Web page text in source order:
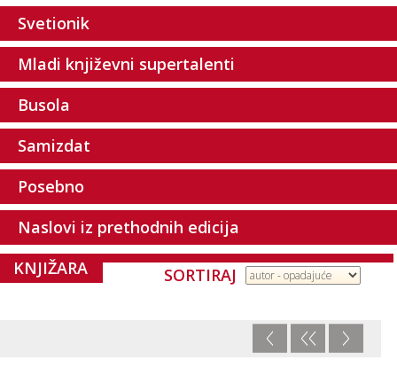
Svetionik
Mladi književni supertalenti
Busola
Samizdat
Posebno
Naslovi iz prethodnih edicija
SORTIRAJ
KNJIŽARA
< << >